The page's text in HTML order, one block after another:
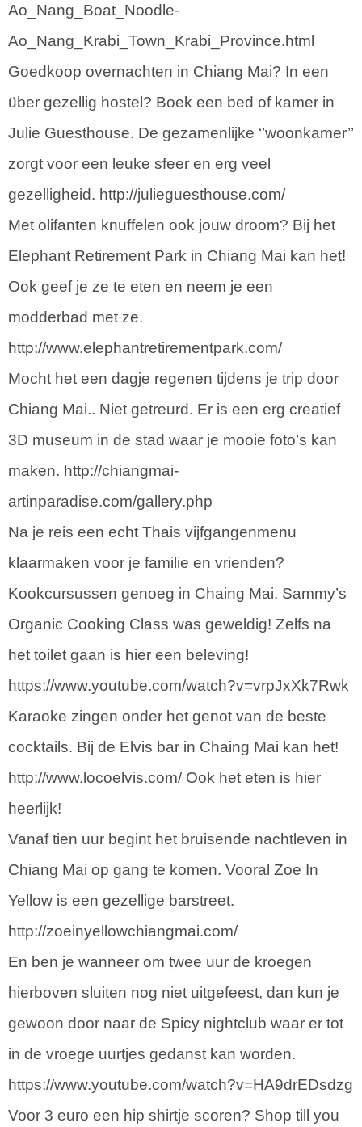
Ao_Nang_Boat_Noodle-
Ao_Nang_Krabi_Town_Krabi_Province.html
Goedkoop overnachten in Chiang Mai? In een
über gezellig hostel? Boek een bed of kamer in
Julie Guesthouse. De gezamenlijke ‘’woonkamer’’
zorgt voor een leuke sfeer en erg veel
gezelligheid. http://julieguesthouse.com/
Met olifanten knuffelen ook jouw droom? Bij het
Elephant Retirement Park in Chiang Mai kan het!
Ook geef je ze te eten en neem je een
modderbad met ze.
http://www.elephantretirementpark.com/
Mocht het een dagje regenen tijdens je trip door
Chiang Mai.. Niet getreurd. Er is een erg creatief
3D museum in de stad waar je mooie foto’s kan
maken. http://chiangmai-
artinparadise.com/gallery.php
Na je reis een echt Thais vijfgangenmenu
klaarmaken voor je familie en vrienden?
Kookcursussen genoeg in Chaing Mai. Sammy’s
Organic Cooking Class was geweldig! Zelfs na
het toilet gaan is hier een beleving!
https://www.youtube.com/watch?v=vrpJxXk7Rwk
Karaoke zingen onder het genot van de beste
cocktails. Bij de Elvis bar in Chaing Mai kan het!
http://www.locoelvis.com/ Ook het eten is hier
heerlijk!
Vanaf tien uur begint het bruisende nachtleven in
Chiang Mai op gang te komen. Vooral Zoe In
Yellow is een gezellige barstreet.
http://zoeinyellowchiangmai.com/
En ben je wanneer om twee uur de kroegen
hierboven sluiten nog niet uitgefeest, dan kun je
gewoon door naar de Spicy nightclub waar er tot
in de vroege uurtjes gedanst kan worden.
https://www.youtube.com/watch?v=HA9drEDsdzg
Voor 3 euro een hip shirtje scoren? Shop till you